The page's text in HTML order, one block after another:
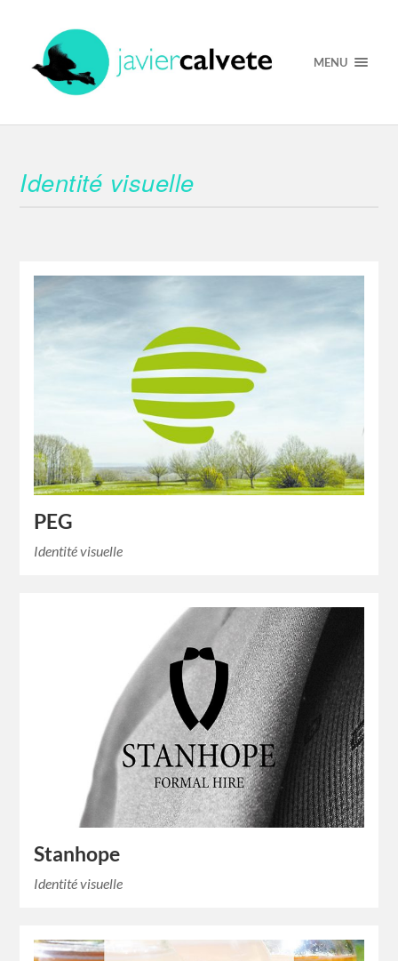
MENU
Identité visuelle
PEG
Identité visuelle
Stanhope
Identité visuelle